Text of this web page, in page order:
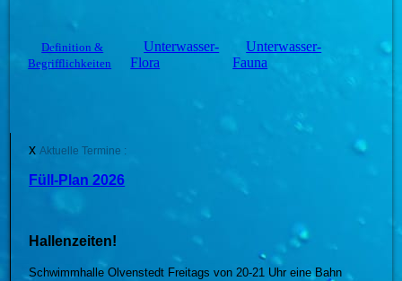
Definition &
Begrifflichkeiten
Unterwasser-
Flora
Unterwasser-
Fauna
xAktuelle Termine :
Füll-Plan 2026
Hallenzeiten!
Schwimmhalle Olvenstedt Freitags von 20-21 Uhr eine Bahn